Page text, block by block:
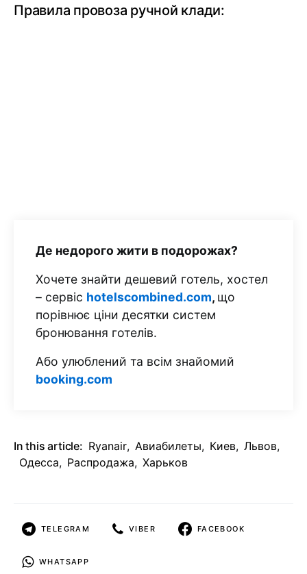
Правила провоза ручной клади:
Де недорого жити в подорожах?
Хочете знайти дешевий готель, хостел
– сервіс hotelscombined.com, що
порівнює ціни десятки систем
бронювання готелів.
Або улюблений та всім знайомий
booking.com
In this article: Ryanair, Авиабилеты, Киев, Львов,
Одесса, Распродажа, Харьков
TELEGRAM VIBER FACEBOOK
WHATSAPP